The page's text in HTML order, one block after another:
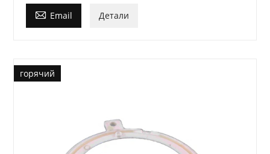
 Email Детали
горячий